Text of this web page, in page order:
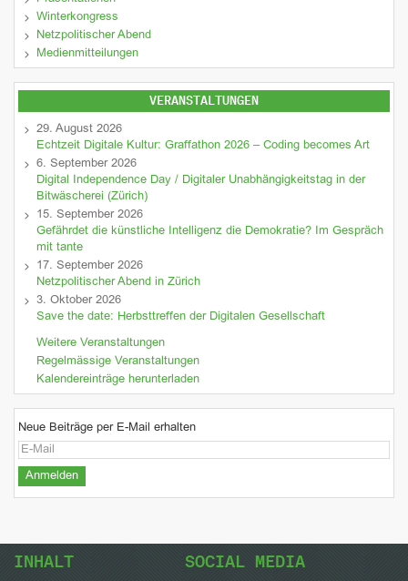
Winterkongress
Netzpolitischer Abend
Medienmitteilungen
VERANSTALTUNGEN
29. August 2026
Echtzeit Digitale Kultur: Graffathon 2026 – Coding becomes Art
6. September 2026
Digital Independence Day / Digitaler Unabhängigkeitstag in der
Bitwäscherei (Zürich)
15. September 2026
Gefährdet die künstliche Intelligenz die Demokratie? Im Gespräch
mit tante
17. September 2026
Netzpolitischer Abend in Zürich
3. Oktober 2026
Save the date: Herbsttreffen der Digitalen Gesellschaft
Weitere Veranstaltungen
Regelmässige Veranstaltungen
Kalendereinträge herunterladen
Neue Beiträge per E-Mail erhalten
INHALT SOCIAL MEDIA